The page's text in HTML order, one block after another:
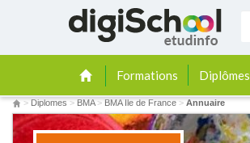
Formations Diplômes
> Diplomes > BMA> BMA Ile de France > Annuaire